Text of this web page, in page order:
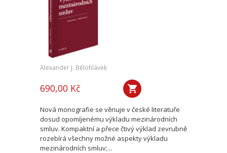
Alexander J. Bělohlávek
690,00 Kč
Nová monografie se věnuje v české literatuře
dosud opomíjenému výkladu mezinárodních
smluv. Kompaktní a přece čtivý výklad zevrubně
rozebírá všechny možné aspekty výkladu
mezinárodních smluv;...